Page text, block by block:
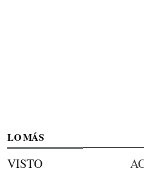
LO MÁS
VISTO